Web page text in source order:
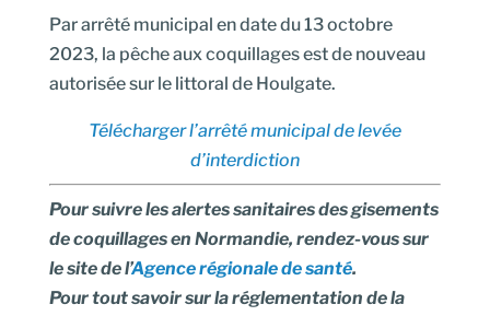
Par arrêté municipal en date du 13 octobre
2023, la pêche aux coquillages est de nouveau
autorisée sur le littoral de Houlgate.
Télécharger l’arrêté municipal de levée
d’interdiction
Pour suivre les alertes sanitaires des gisements
de coquillages en Normandie, rendez-vous sur
le site de l’Agence régionale de santé.
Pour tout savoir sur la réglementation de la